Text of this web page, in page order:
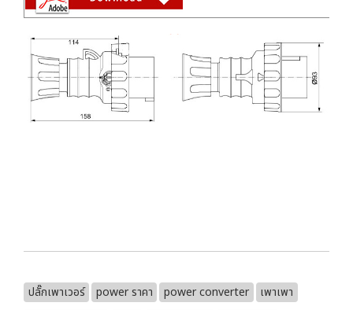
ปลั๊กเพาเวอร์ power ราคา power converter
เพาเพา